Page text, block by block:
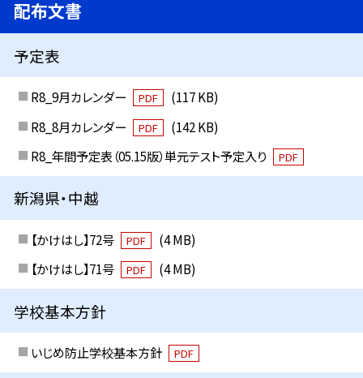
配布文書
予定表
R8_9月カレンダー PDF
(117 KB)
R8_8月カレンダー
PDF
(142 KB)
R8_年間予定表（05.15版）単元テスト予定入り
PDF
新潟県・中越
【かけはし】72号 PDF
(4 MB)
【かけはし】71号
PDF (4 MB)
学校基本方針
いじめ防止学校基本方針 PDF